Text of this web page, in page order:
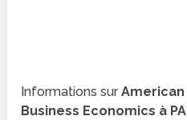
Informations sur
Business Economics à